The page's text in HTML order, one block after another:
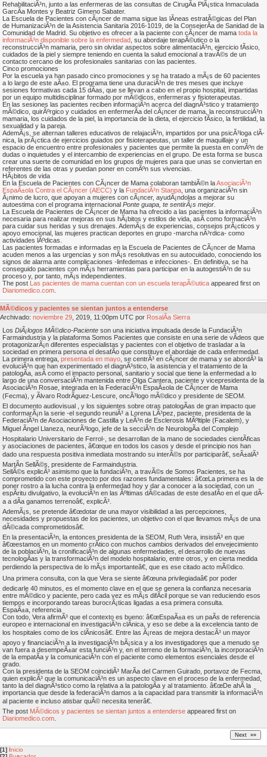
RehabilitaciÃ³n, junto a las enfermeras de las consultas de CirugÃ­a PlÃ¡stica Inmaculada
GarcÃ­a Montes y Beatriz Gimeno Sabater.
La Escuela de Pacientes con cÃ¡ncer de mama sigue las lÃ­neas estratÃ©gicas del Plan
de HumanizaciÃ³n de la Asistencia Sanitaria 2016-1019, de la ConsejerÃ­a de Sanidad de la
Comunidad de Madrid. Su objetivo es ofrecer a la paciente con cÃ¡ncer de mama toda la
informaciÃ³n disponible sobre la enfermedad , su abordaje terapÃ©utico o la
reconstrucciÃ³n mamaria, pero sin olvidar aspectos sobre alimentaciÃ³n, ejercicio fÃ­sico,
cuidados de la piel y siempre teniendo en cuenta la salud emocional a travÃ©s de un
contacto cercano de los profesionales sanitarias con las pacientes.
Cinco promociones
Por la escuela ya han pasado cinco promociones y se ha tratado a mÃ¡s de 60 pacientes
a lo largo de este aÃ±o. El programa tiene una duraciÃ³n de tres meses que incluye
sesiones formativas cada 15 dÃ­as, que se llevan a cabo en el propio hospital, impartidas
por un equipo multidisciplinar formado por mÃ©dicos, enfermeras y fisioterapeutas.
En las sesiones las pacientes reciben informaciÃ³n acerca del diagnÃ³stico y tratamiento
mÃ©dico, quirÃºrgico y cuidados en enfermerÃ­a del cÃ¡ncer de mama, la reconstrucciÃ³n
mamaria, los cuidados de la piel, la importancia de la dieta, el ejercicio fÃ­sico, la fertilidad, la
sexualidad y la pareja.
AdemÃ¡s, se alternan talleres educativos de relajaciÃ³n, impartidos por una psicÃ³loga clÃ­
nica, la prÃ¡ctica de ejercicios guiados por fisioterapeutas, un taller de maquillaje y un
espacio de encuentro entre profesionales y pacientes que permite la puesta en comÃºn de
dudas o inquietudes y el intercambio de experiencias en el grupo. De esta forma se busca
crear una suerte de comunidad en los grupos de mujeres para que unas se conviertan en
referentes de las otras y puedan poner en comÃºn sus vivencias.
HÃ¡bitos de vida
En la Escuela de Pacientes con CÃ¡ncer de Mama colaboran tambiÃ©n laAsociaciÃ³n
EspaÃ±ola Contra el CÃ¡ncer (AECC) y la FundaciÃ³n Stanpa , una organizaciÃ³n sin
Ã¡nimo de lucro, que apoyan a mujeres con cÃ¡ncer, ayudÃ¡ndolas a mejorar su
autoestima con el programa internacional Ponte guapa, te sentirÃ¡s mejor.
La Escuela de Pacientes de CÃ¡ncer de Mama ha ofrecido a las pacientes la informaciÃ³n
necesaria para realizar mejoras en sus hÃ¡bitos y estilos de vida, asÃ­ como formaciÃ³n
para cuidar sus heridas y sus drenajes. AdemÃ¡s de experiencias, consejos prÃ¡cticos y
apoyo emocional, las mujeres practican deportes en grupo -marcha nÃ³rdica- como
actividades lÃºdicas.
Las pacientes formadas e informadas en la Escuela de Pacientes de CÃ¡ncer de Mama
acuden menos a las urgencias y son mÃ¡s resolutivas en su autocuidado, conociendo los
signos de alarma ante complicaciones -linfedemas e infecciones-. En definitiva, se ha
conseguido pacientes con mÃ¡s herramientas para participar en la autogestiÃ³n de su
proceso y, por tanto, mÃ¡s independientes.
The post Las pacientes de mama cuentan con un escuela terapÃ©utica appeared first on
Diariomedico.com
MÃ©dicos y pacientes se sientan juntos a entenderse
Archivado: noviembre 29 , 2019, 11:00pm UTC por RosalÃ­a Sierra
Los DiÃ¡logos MÃ©dico-Paciente son una iniciativa impulsada desde la FundaciÃ³n
Farmaindustria y la plataforma Somos Pacientes que consiste en una serie de vÃ­deos que
protagonizarÃ¡n diferentes especialistas y pacientes con el objetivo de trasladar a la
sociedad en primera persona el desafÃ­o que constituye el abordaje de cada enfermedad.
La primera entrega, presentada en mayo , se centrÃ³ en cÃ¡ncer de mama y se abordÃ³ la
evoluciÃ³n que han experimentado el diagnÃ³stico, la asistencia y el tratamiento de la
patologÃ­a, asÃ­ como el impacto personal, sanitario y social que tiene la enfermedad a lo
largo de una conversaciÃ³n mantenida entre Olga Cantera, paciente y vicepresidenta de la
AsociaciÃ³n Rosae, integrada en la FederaciÃ³n EspaÃ±ola de CÃ¡ncer de Mama
(Fecma), y Ãlvaro RodrÃ­guez-Lescure, oncÃ³logo mÃ©dico y presidente de SEOM.
El documento audiovisual , y los siguientes sobre otras patologÃ­as de gran impacto que
conformarÃ¡n la serie -el segundo reuniÃ³ a Lorena LÃ³pez, paciente, presidenta de la
FederaciÃ³n de Asociaciones de Castilla y LeÃ³n de Esclerosis MÃºltiple (Facalem), y
Miguel Ãngel Llaneza, neurÃ³logo, jefe de la secciÃ³n de NeurologÃ­a del Complejo
Hospitalario Universitario de Ferrol-, se desarrollan de la mano de sociedades cientÃ­ficas
y asociaciones de pacientes, â€œque en todos los casos y desde el principio nos han
dado una respuesta positiva inmediata mostrando su interÃ©s por participarâ€, seÃ±alÃ³
MartÃ­n SellÃ©s, presidente de Farmaindustria.
SellÃ©s explicÃ³ asimismo que la fundaciÃ³n, a travÃ©s de Somos Pacientes, se ha
comprometido con este proyecto por dos razones fundamentales: â€œLa primera es la de
poner rostro a la lucha contra la enfermedad hoy y dar a conocer a la sociedad, con un
espÃ­ritu divulgativo, la evoluciÃ³n en las Ãºltimas dÃ©cadas de este desafÃ­o en el que dÃ­
a a dÃ­a ganamos terrenoâ€, explicÃ³.
AdemÃ¡s, se pretende â€œdotar de una mayor visibilidad a las percepciones,
necesidades y propuestas de los pacientes, un objetivo con el que llevamos mÃ¡s de una
dÃ©cada comprometidosâ€.
En la presentaciÃ³n, la entonces presidenta de la SEOM, Ruth Vera, insistiÃ³ en que
â€œestamos en un momento crÃ­tico con muchos cambios derivados del envejecimiento
de la poblaciÃ³n, la cronificaciÃ³n de algunas enfermedades, el desarrollo de nuevas
tecnologÃ­as y la transformaciÃ³n del modelo hospitalario, entre otros, y en cierta medida
perdiendo la perspectiva de lo mÃ¡s importanteâ€, que es ese citado acto mÃ©dico.
Una primera consulta, con la que Vera se siente â€œuna privilegiadaâ€ por poder
dedicarle 40 minutos, es el momento clave en el que se genera la confianza necesaria
entre mÃ©dico y paciente, pero cada vez es mÃ¡s difÃ­cil porque se van reduciendo esos
tiempos e incorporando tareas burocrÃ¡ticas ligadas a esa primera consulta.
EspaÃ±a, referencia
Con todo, Vera afirmÃ³ que el contexto es bueno: â€œEspaÃ±a es un paÃ­s de referencia
europeo e internacional en investigaciÃ³n clÃ­nica, y eso se debe a la excelencia tanto de
los hospitales como de los clÃ­nicosâ€. Entre las Ã¡reas de mejora destacÃ³ un mayor
apoyo y financiaciÃ³n a la investigaciÃ³n bÃ¡sica y a los investigadores que a menudo se
van fuera a desempeÃ±ar esta funciÃ³n y, en el terreno de la formaciÃ³n, la incorporaciÃ³n
de la empatÃ­a y la comunicaciÃ³n con el paciente como elementos esenciales desde el
grado.
Con la presidenta de la SEOM coincidiÃ³ MarÃ­a del Carmen Guirado, portavoz de Fecma,
quien explicÃ³ que la comunicaciÃ³n es un aspecto clave en el proceso de la enfermedad,
tanto la del diagnÃ³stico como la relativa a la patologÃ­a y al tratamiento. â€œDe ahÃ­ la
importancia que desde la federaciÃ³n damos a la capacidad para transmitir la informaciÃ³n
al paciente e incluso atisbar quÃ© necesita tenerâ€.
The post MÃ©dicos y pacientes se sientan juntos a entenderse appeared first on
Diariomedico.com
[1] Inicio